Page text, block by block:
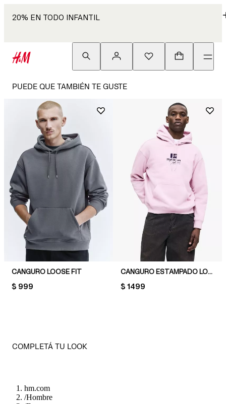
20% EN TODO INFANTIL
PUEDE QUE TAMBIÉN TE GUSTE
CANGURO LOOSE FIT
PRICE:
$ 999
CANGURO ESTAMPADO LOOSE FIT
PRICE:
$ 1499
COMPLETÁ TU LOOK
hm.com
/Hombre